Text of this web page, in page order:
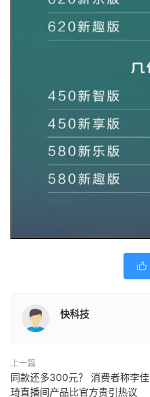

快科技
上一篇
同款还多300元？ 消费者称李佳
琦直播间产品比官方贵引热议